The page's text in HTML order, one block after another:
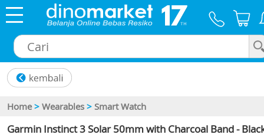
Home > Wearables > Smart Watch
Garmin Instinct 3 Solar 50mm with Charcoal Band -